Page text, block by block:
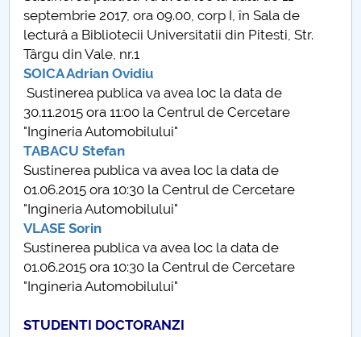
septembrie 2017, ora 09.00, corp I, în Sala de
lectură a Bibliotecii Universitatii din Pitesti, Str.
Târgu din Vale, nr.1
SOICA Adrian Ovidiu
Sustinerea publica va avea loc la data de
30.11.2015 ora 11:00 la Centrul de Cercetare
"Ingineria Automobilului"
TABACU Stefan
Sustinerea publica va avea loc la data de
01.06.2015 ora 10:30 la Centrul de Cercetare
"Ingineria Automobilului"
VLASE Sorin
Sustinerea publica va avea loc la data de
01.06.2015 ora 10:30 la Centrul de Cercetare
"Ingineria Automobilului"
STUDENTI DOCTORANZI